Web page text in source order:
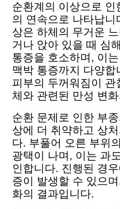
순환계의 이상으로 인
의 연속으로 나타납
상은 하체의 무거운
거나 앉아 있을 때 심
통증을 호소하며, 이
맥박 통증까지 다양
피부의 두꺼워짐이 관
체와 관련된 만성 변
순환 문제로 인한 부
상에 더 취약하고 상
다. 부풀어 오른 부위
광택이 나며, 이는 과
인합니다. 진행된 경
증이 발생할 수 있으
화의 결과입니다.